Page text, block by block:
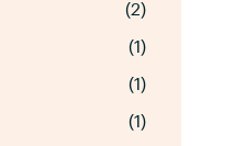
(2)
(1)
(1)
(1)